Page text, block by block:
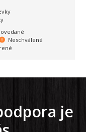
Neschválené
je